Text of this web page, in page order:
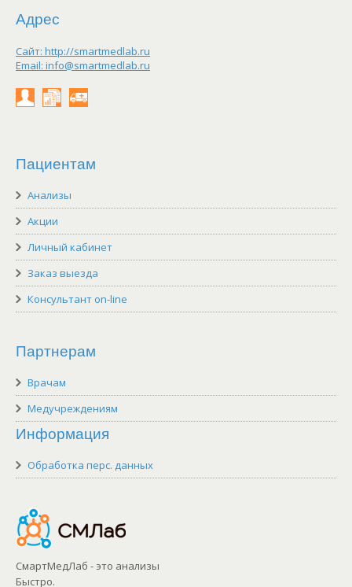
Адрес
Сайт: http://smartmedlab.ru
Email: info@smartmedlab.ru
Пациентам
Анализы
Акции
Личный кабинет
Заказ выезда
Консультант on-line
Партнерам
Врачам
Медучреждениям
Информация
Обработка перс. данных
СмартМедЛаб - это анализы
Быстро.